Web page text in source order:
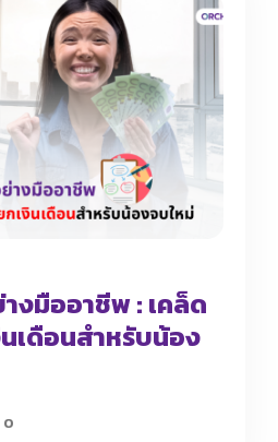
งมืออาชีพ : เคล็ด
เดือนสำหรับน้อง
0